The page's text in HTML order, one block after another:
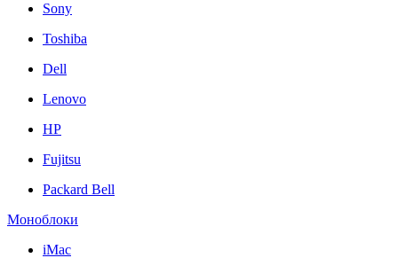
Sony
Toshiba
Dell
Lenovo
HP
Fujitsu
Packard Bell
Моноблоки
iMac